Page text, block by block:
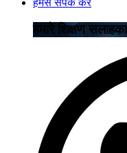
हमसे संपर्क करें
हमारे शिक्षण